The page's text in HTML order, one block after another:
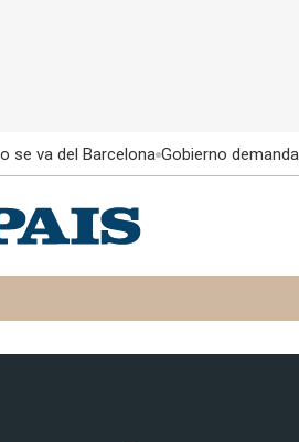
se va del Barcelona Gobierno